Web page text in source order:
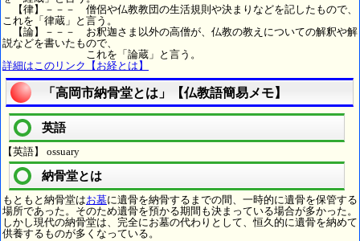
【律】－－－ 僧侶や仏教教団の生活規則や決まりなどを記したもので、
これを「律蔵」と言う。
【論】－－－ お釈迦さま以外の高僧が、仏教の教えについての解釈や解
説などを書いたもので、
これを「論蔵」と言う。
詳細はこのリンク【お経とは】
「高岡市納骨堂とは」【仏教語簡易メモ】
英語
【英語】 ossuary
納骨堂とは
もともと納骨堂はお墓に遺骨を納骨するまでの間、一時的に遺骨を保管する
場所であった。そのため遺骨を預かる期間も決まっている場合が多かった。
しかし現代の納骨堂は、完全にお墓の代わりとして、恒久的に遺骨を納めて
供養するものが多くなっている。